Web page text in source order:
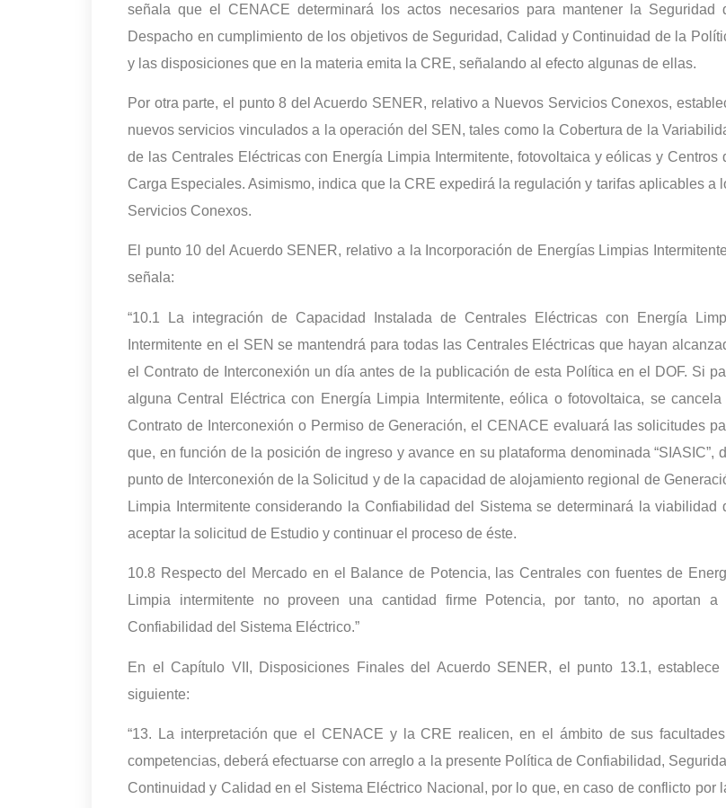
señala que el CENACE determinará los actos necesarios para mantener la Seguridad
Despacho en cumplimiento de los objetivos de Seguridad, Calidad y Continuidad de la
y las disposiciones que en la materia emita la CRE, señalando al efecto algunas de ellas.
Por otra parte, el punto 8 del Acuerdo SENER, relativo a Nuevos Servicios Conexos,
nuevos servicios vinculados a la operación del SEN, tales como la Cobertura de la
de las Centrales Eléctricas con Energía Limpia Intermitente, fotovoltaica y eólicas y Centros
Carga Especiales. Asimismo, indica que la CRE expedirá la regulación y tarifas aplicables a
Servicios Conexos.
El punto 10 del Acuerdo SENER, relativo a la Incorporación de Energías Limpias
señala:
“10.1 La integración de Capacidad Instalada de Centrales Eléctricas con Energía
Intermitente en el SEN se mantendrá para todas las Centrales Eléctricas que hayan
el Contrato de Interconexión un día antes de la publicación de esta Política en el DOF. Si
alguna Central Eléctrica con Energía Limpia Intermitente, eólica o fotovoltaica, se cancela
Contrato de Interconexión o Permiso de Generación, el CENACE evaluará las solicitudes
que, en función de la posición de ingreso y avance en su plataforma denominada “SIASIC”,
punto de Interconexión de la Solicitud y de la capacidad de alojamiento regional de
Limpia Intermitente considerando la Confiabilidad del Sistema se determinará la viabilidad
aceptar la solicitud de Estudio y continuar el proceso de éste.
10.8 Respecto del Mercado en el Balance de Potencia, las Centrales con fuentes de
Limpia intermitente no proveen una cantidad firme Potencia, por tanto, no aportan a
Confiabilidad del Sistema Eléctrico.”
En el Capítulo VII, Disposiciones Finales del Acuerdo SENER, el punto 13.1, establece
siguiente:
“13. La interpretación que el CENACE y la CRE realicen, en el ámbito de sus
competencias, deberá efectuarse con arreglo a la presente Política de Confiabilidad,
Continuidad y Calidad en el Sistema Eléctrico Nacional, por lo que, en caso de conflicto por